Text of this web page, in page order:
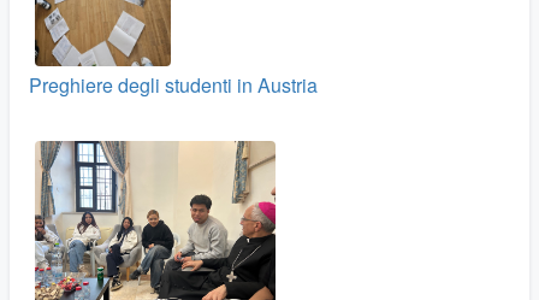
Preghiere degli studenti in Austria